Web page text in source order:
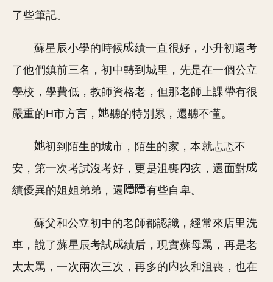
了些筆記。
蘇星辰小學的時候
績一直很好，小升初還考
了他們鎮前三名，初中轉到城里，先是在一個公立
學校，學費低，教師資格老，但那老師上課帶有很
嚴重的H市方言，
聽的特別累，還聽不懂。
初到陌生的城市，陌生的家，本就忐忑不
安，第一次考試沒考好，更是沮喪
疚，還面對
績優異的姐姐弟弟，還
有些自卑。
蘇父和公立初中的老師都認識，經常來店里洗
車，說了蘇星辰考試
績后，現實蘇母罵，再是老
太太罵，一次兩次三次，再多的
疚和沮喪，也在